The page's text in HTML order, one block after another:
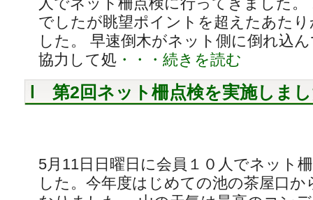
でしたが眺望ポイントを超えたあた
した。 早速倒木がネット側に倒れ込
協力して処 ・・・続きを読む
第2回ネット柵点検を実施しま
5月11日日曜日に会員１０人でネット
した。今年度はじめての池の茶屋口